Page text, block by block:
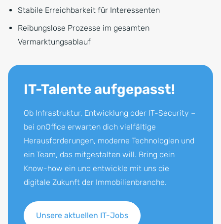
Stabile Erreichbarkeit für Interessenten
Reibungslose Prozesse im gesamten
Vermarktungsablauf
IT-Talente aufgepasst!
Ob Infrastruktur, Entwicklung oder IT-Security –
bei onOffice erwarten dich vielfältige
Herausforderungen, moderne Technologien und
ein Team, das mitgestalten will. Bring dein
Know-how ein und entwickle mit uns die
digitale Zukunft der Immobilienbranche.
Unsere aktuellen IT-Jobs